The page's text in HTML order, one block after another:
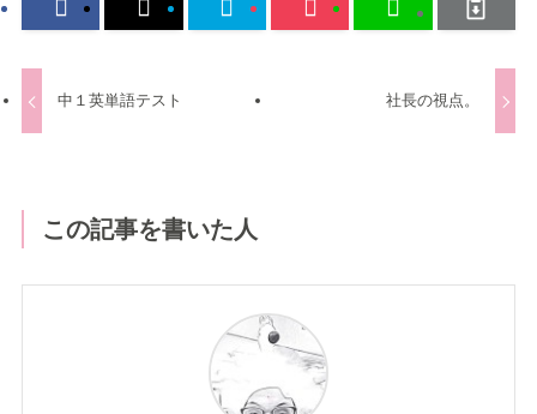
中１英単語テスト 社長の視点。
この記事を書いた人